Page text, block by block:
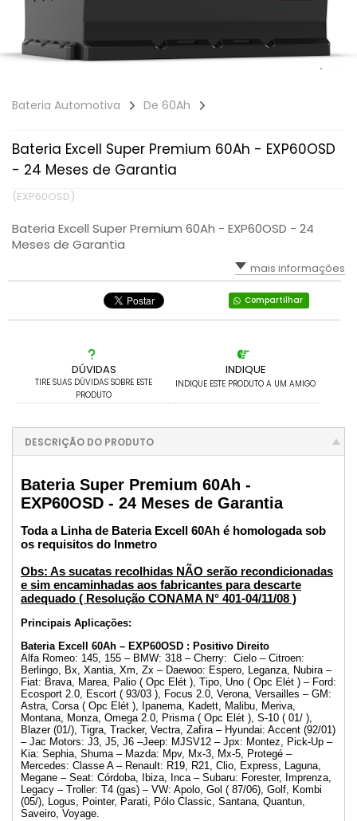
Bateria Automotiva De 60Ah
Bateria Excell Super Premium 60Ah - EXP60OSD
- 24 Meses de Garantia
(EXP60OSD)
Bateria Excell Super Premium 60Ah - EXP60OSD - 24
Meses de Garantia
mais informações
Compartilhar
DÚVIDAS
TIRE SUAS DÚVIDAS SOBRE ESTE
PRODUTO
INDIQUE
INDIQUE ESTE PRODUTO A UM AMIGO
DESCRIÇÃO DO PRODUTO
Bateria Super Premium 60Ah -
EXP60OSD - 24 Meses de Garantia
Toda a Linha de Bateria Excell 60Ah é homologada sob
os requisitos do Inmetro
Obs: As sucatas recolhidas NÃO serão recondicionadas
e sim encaminhadas aos fabricantes para descarte
adequado ( Resolução CONAMA N° 401-04/11/08 )
Principais Aplicações:
Bateria Excell 60Ah – EXP60OSD : Positivo Direito
Alfa Romeo: 145, 155 – BMW: 318 – Cherry: Cielo – Citroen:
Berlingo, Bx, Xantia, Xm, Zx – Daewoo: Espero, Leganza, Nubira –
Fiat: Brava, Marea, Palio ( Opc Elét ), Tipo, Uno ( Opc Elét ) – Ford:
Ecosport 2.0, Escort ( 93/03 ), Focus 2.0, Verona, Versailles – GM:
Astra, Corsa ( Opc Elét ), Ipanema, Kadett, Malibu, Meriva,
Montana, Monza, Omega 2.0, Prisma ( Opc Elét ), S-10 ( 01/ ),
Blazer (01/), Tigra, Tracker, Vectra, Zafira – Hyundai: Accent (92/01)
– Jac Motors: J3, J5, J6 –Jeep: MJSV12 – Jpx: Montez, Pick-Up –
Kia: Sephia, Shuma – Mazda: Mpv, Mx-3, Mx-5, Protegé –
Mercedes: Classe A – Renault: R19, R21, Clio, Express, Laguna,
Megane – Seat: Córdoba, Ibiza, Inca – Subaru: Forester, Imprenza,
Legacy – Troller: T4 (gas) – VW: Apolo, Gol ( 87/06), Golf, Kombi
(05/), Logus, Pointer, Parati, Pólo Classic, Santana, Quantun,
Saveiro, Voyage.